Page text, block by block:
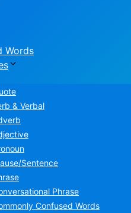
Words
& Verbal
Sentence
Phrase
Confused Words